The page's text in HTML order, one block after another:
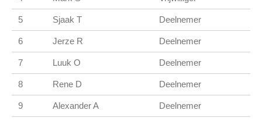
5 Sjaak T Deelnemer
6 Jerze R Deelnemer
7 Luuk O Deelnemer
8 Rene D Deelnemer
9 Alexander A Deelnemer